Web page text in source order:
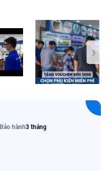
›
Bảo hành3 tháng